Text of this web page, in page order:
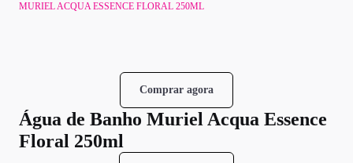
MURIEL ACQUA ESSENCE FLORAL 250ML
Comprar agora
Água de Banho Muriel Acqua Essence
Floral 250ml